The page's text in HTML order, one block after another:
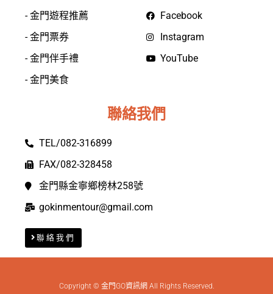
- 金門遊程推薦
- 金門票券
- 金門伴手禮
- 金門美食
Facebook
Instagram
YouTube
聯絡我們
TEL/082-316899
FAX/082-328458
金門縣金寧鄉榜林258號
gokinmentour@gmail.com
聯絡我們
Copyright © 金門GO資訊網 All Rights Reserved.